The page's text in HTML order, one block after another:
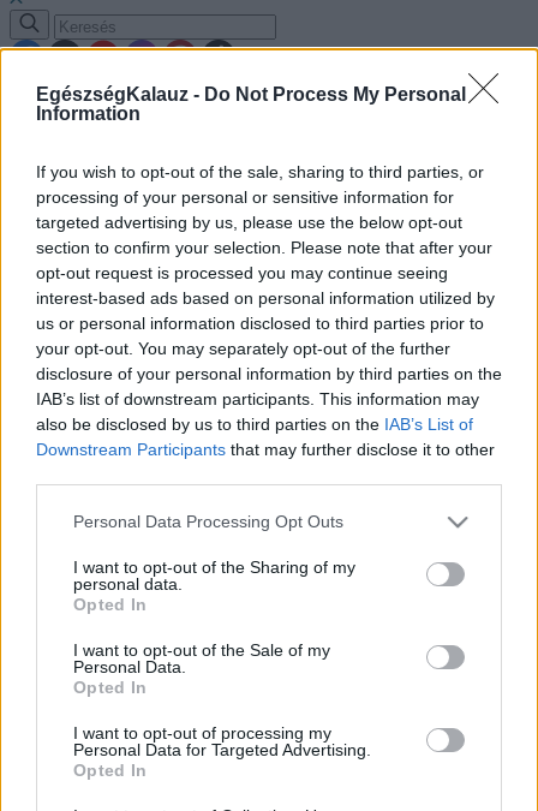
EgészségKalauz - Do Not Process My Personal
Information
If you wish to opt-out of the sale, sharing to third parties, or
processing of your personal or sensitive information for
targeted advertising by us, please use the below opt-out
section to confirm your selection. Please note that after your
opt-out request is processed you may continue seeing
interest-based ads based on personal information utilized by
us or personal information disclosed to third parties prior to
your opt-out. You may separately opt-out of the further
disclosure of your personal information by third parties on the
IAB’s list of downstream participants. This information may
also be disclosed by us to third parties on the IAB’s List of
Downstream Participants that may further disclose it to other
Please note that this website/app uses one or more Google
not limited to your visit or usage behaviour. You may click to
grant or deny consent to Google and its third-party tags to
use your data for below specified purposes in below Google
consent section.
Personal Data Processing Opt Outs
I want to opt-out of the Sharing of my
personal data.
Opted In
I want to opt-out of the Sale of my
Personal Data.
Opted In
I want to opt-out of processing my
Personal Data for Targeted Advertising.
Opted In
Betegségek A-Z
Vizsgálat
Kezelés
Életmódváltás
Kutatás
Prevenció
Hírek
Kisállatok egészsége
#allergia#influenza#cukorbetegség
#orvosmeteorológia#vérnyomás#stroke#rákbetegség
#pajzsmirigy
#reflux #ekcéma
#herpesz
Hízás
Hízás